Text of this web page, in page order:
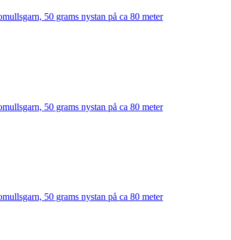
50 grams nystan på ca 80 meter
50 grams nystan på ca 80 meter
50 grams nystan på ca 80 meter